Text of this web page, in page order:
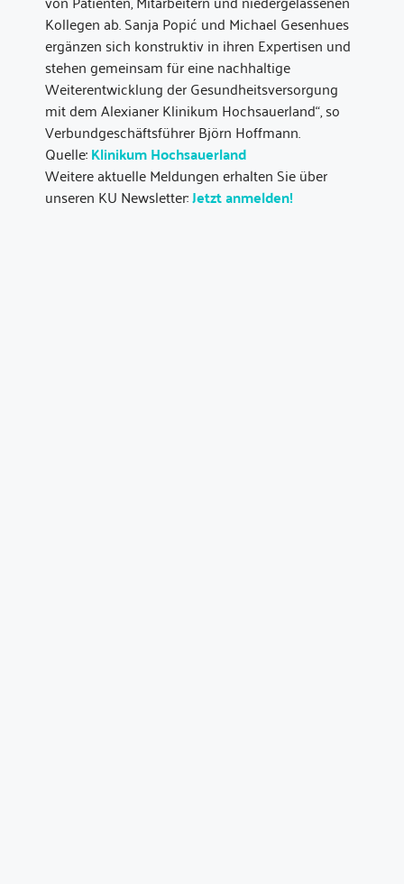
Kollegen ab. Sanja Popić und Michael Gesenhues
ergänzen sich konstruktiv in ihren Expertisen und
stehen gemeinsam für eine nachhaltige
Weiterentwicklung der Gesundheitsversorgung
mit dem Alexianer Klinikum Hochsauerland“, so
Verbundgeschäftsführer Björn Hoffmann.
Quelle:Klinikum Hochsauerland
Weitere aktuelle Meldungen erhalten Sie über
unseren KU Newsletter:Jetzt anmelden!